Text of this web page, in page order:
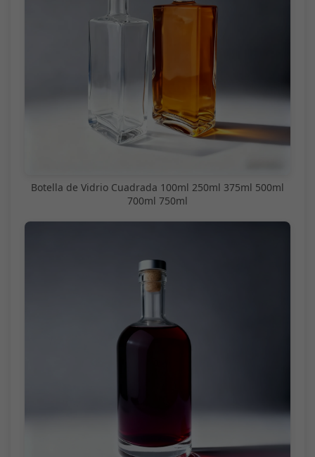
Botella de Vidrio Cuadrada 100ml 250ml 375ml 500ml
700ml 750ml